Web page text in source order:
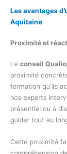
Les avantages
Aquitaine
Proximité et
Leconseil
proximité
formation qu’ils
nos experts
présentiel ou à
guider tout au
Cette proximité